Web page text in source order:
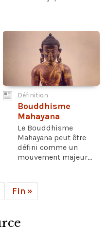
Définition
Bouddhisme
Mahayana
Le Bouddhisme
Mahayana peut être
défini comme un
mouvement majeur...
Fin »